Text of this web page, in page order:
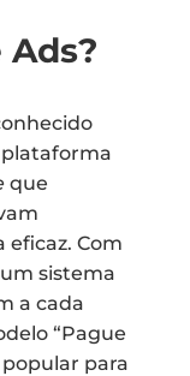
Ads?
plataforma
que
eficaz. Com
sistema
a cada
“Pague
popular para